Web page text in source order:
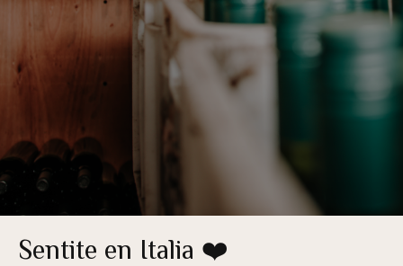
Sentite en Italia ❤️